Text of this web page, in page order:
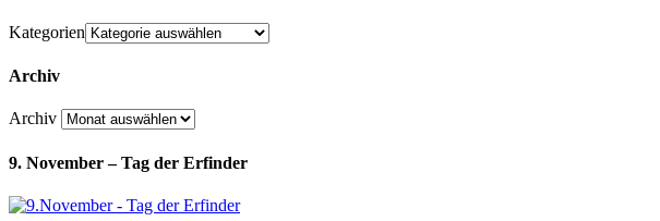
Kategorien
Archiv
Archiv
9. November – Tag der Erfinder